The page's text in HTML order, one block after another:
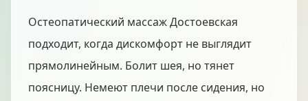
Остеопатический массаж Достоевская
подходит, когда дискомфорт не выглядит
прямолинейным. Болит шея, но тянет
поясницу. Немеют плечи после сидения, но